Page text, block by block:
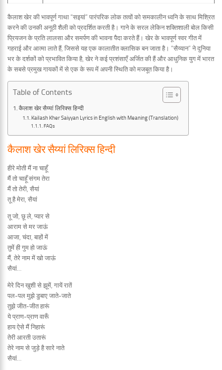
कैलाश खेर की भावपूर्ण गाथा “सइयां” पारंपरिक लोक तत्वों को समकालीन ध्वनि के साथ मिश्रित
करने की उनकी अनूठी शैली को प्रदर्शित करती है। गाने के सरल लेकिन शक्तिशाली बोल किसी
प्रियजन के प्रति लालसा और समर्पण की भावना पैदा करते हैं। खेर के भावपूर्ण स्वर गीत में
गहराई और आत्मा लाते हैं, जिससे यह एक कालातीत क्लासिक बन जाता है। “सैय्यान” ने दुनिया
भर के दर्शकों को प्रभावित किया है, खेर ने कई प्रशंसाएँ अर्जित की हैं और आधुनिक युग में भारत
के सबसे प्रमुख गायकों में से एक के रूप में अपनी स्थिति को मजबूत किया है।
Table of Contents
कैलाश खेर सैय्यां लिरिक्स हिन्दी
Kailash Kher Saiyyan Lyrics in English with Meaning (Translation)
FAQs
कैलाश खेर सैय्यां लिरिक्स हिन्दी
हीरे मोती मैं ना चाहूँ
मैं तो चाहूँ संगम तेरा
मैं तो तेरी, सैयां
तू है मेरा, सैयां
तू जो, छू ले, प्यार से
आराम से मर जाऊं
आजा, चंदा, बाहों में
तुमें ही गुम हो जाऊं
मैं, तेरे नाम में खो जाऊं
सैयां…
मेरे दिन खुशी से झूमें, गायें रातें
पल-पल मुझे डुबाए जाते-जाते
तुझे जीत-जीत हारूं
ये प्राण-प्राण वारूँ
हाय ऐसे मैं निहारूं
तेरी आरती उतारूं
तेरे नाम से जुड़े है सारे नाते
सैयां…